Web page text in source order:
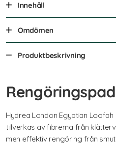
Innehåll
Omdömen
Produktbeskrivning
Hydrea London Egyptian
tillverkas av fibrerna från
men effektiv rengöring från